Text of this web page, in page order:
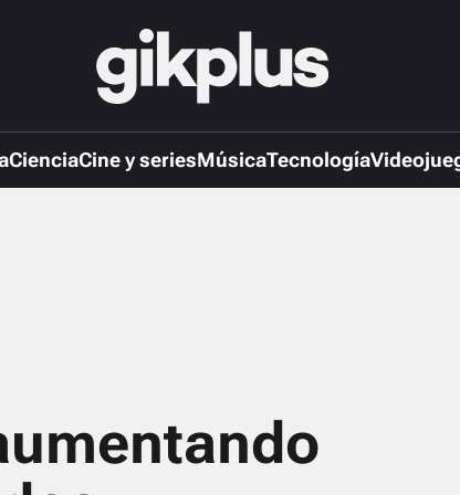
CienciaCine y seriesMúsicaTecnología